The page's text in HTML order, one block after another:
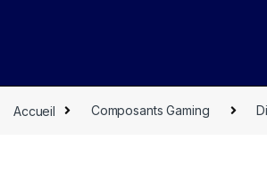
Accueil Composants Gaming